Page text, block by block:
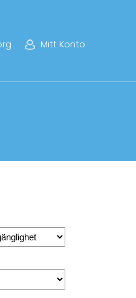
Mitt Konto